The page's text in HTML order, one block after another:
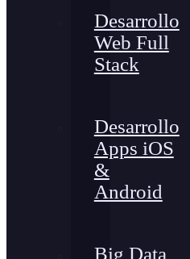
Desarrollo
Web Full
Stack
Desarrollo
Apps iOS
&
Android
Big Data